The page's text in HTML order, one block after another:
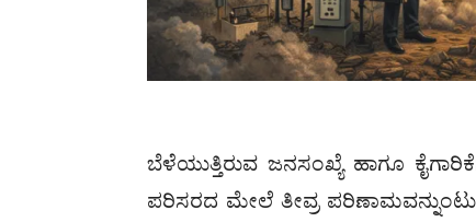
ಬೆಳೆಯುತ್ತಿರುವ ಜನಸಂಖ್ಯೆ ಹಾಗೂ
ಪರಿಸರದ ಮೇಲೆ ತೀವ್ರ